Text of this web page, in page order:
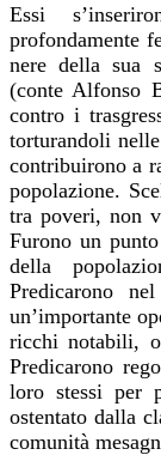
Essi
profondamente
nere della sua
(conte Alfonso
contro i
torturandoli
contribuirono a
popolazione.
tra poveri, non
Furono un
della
Predicarono
un’importante
ricchi notabili,
Predicarono
loro stessi per
ostentato dalla
comunità